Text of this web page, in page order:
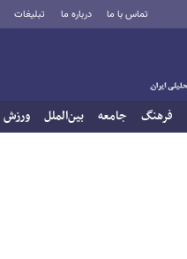
تماس با ما درباره ما تبلیغات
فرهنگ جامعه بین‌الملل ورزش